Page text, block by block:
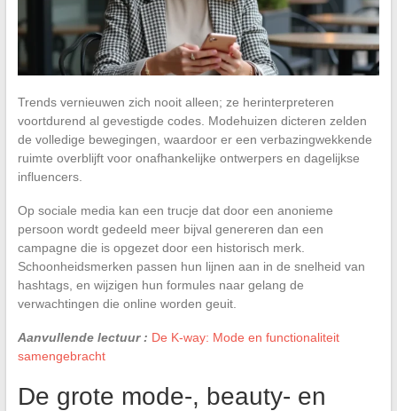
Trends vernieuwen zich nooit alleen; ze herinterpreteren
voortdurend al gevestigde codes. Modehuizen dicteren zelden
de volledige bewegingen, waardoor er een verbazingwekkende
ruimte overblijft voor onafhankelijke ontwerpers en dagelijkse
influencers.
Op sociale media kan een trucje dat door een anonieme
persoon wordt gedeeld meer bijval genereren dan een
campagne die is opgezet door een historisch merk.
Schoonheidsmerken passen hun lijnen aan in de snelheid van
hashtags, en wijzigen hun formules naar gelang de
verwachtingen die online worden geuit.
Aanvullende lectuur : De K-way: Mode en functionaliteit
samengebracht
De grote mode-, beauty- en